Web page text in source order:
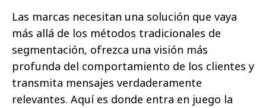
Las marcas necesitan una solución que vaya
más allá de los métodos tradicionales de
segmentación, ofrezca una visión más
profunda del comportamiento de los clientes y
transmita mensajes verdaderamente
relevantes. Aquí es donde entra en juego la